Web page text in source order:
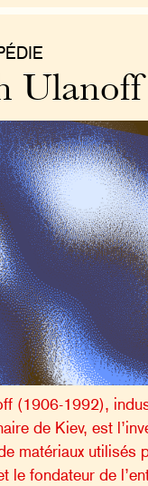
Ulanoff
(1906-1992),
de Kiev, est
matériaux utilisés
le fondateur de